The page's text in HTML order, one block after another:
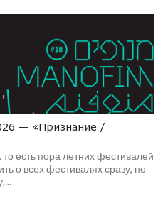
— «Признание /
есть пора летних фестивалей
о всех фестивалях сразу, но